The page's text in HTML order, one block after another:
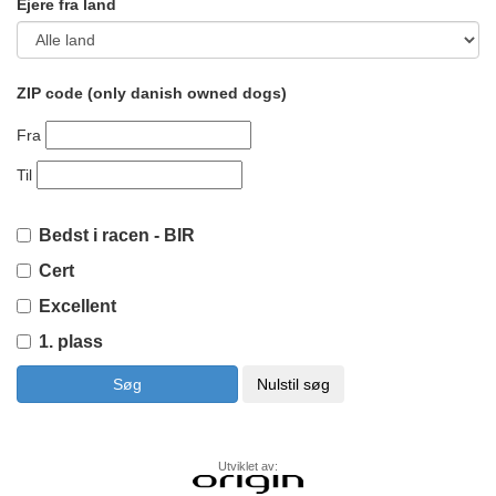
Ejere fra land
ZIP code (only danish owned dogs)
Fra
Til
Bedst i racen - BIR
Cert
Excellent
1. plass
Utviklet av: